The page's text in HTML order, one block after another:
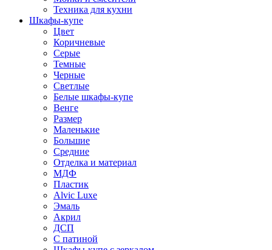
Техника для кухни
Шкафы-купе
Цвет
Коричневые
Серые
Темные
Черные
Светлые
Белые шкафы-купе
Венге
Размер
Маленькие
Большие
Средние
Отделка и материал
МДФ
Пластик
Alvic Luxe
Эмаль
Акрил
ДСП
С патиной